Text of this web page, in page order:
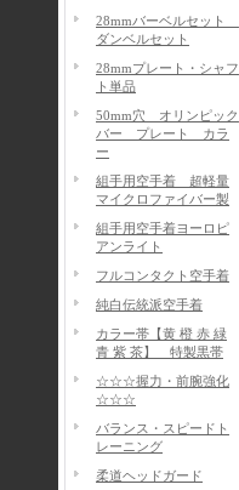
28mmバーベルセット
ダンベルセット
28mmプレート・シャフ
ト単品
50mm穴 オリンピック
バー プレート カラ
ー
組手用空手着 超軽量
マイクロファイバー製
組手用空手着ヨーロピ
アンライト
フルコンタクト空手着
純白伝統派空手着
カラー帯【黄 橙 赤 緑
青 紫 茶】 特製黒帯
☆☆☆握力・前腕強化
☆☆☆
バランス・スピードト
レーニング
柔道ヘッドガード